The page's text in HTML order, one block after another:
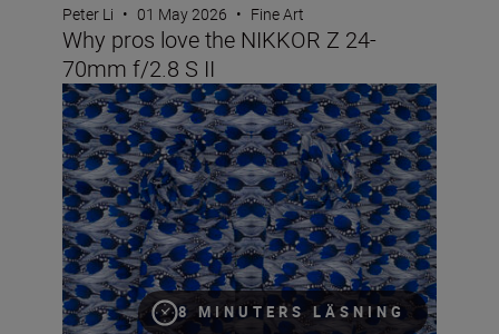
Peter Li • 01 May 2026 • Fine Art
Why pros love the NIKKOR Z 24-
70mm f/2.8 S II
8 MINUTERS LÄSNING
Wrapped in meaning: How Alia Ali weaves